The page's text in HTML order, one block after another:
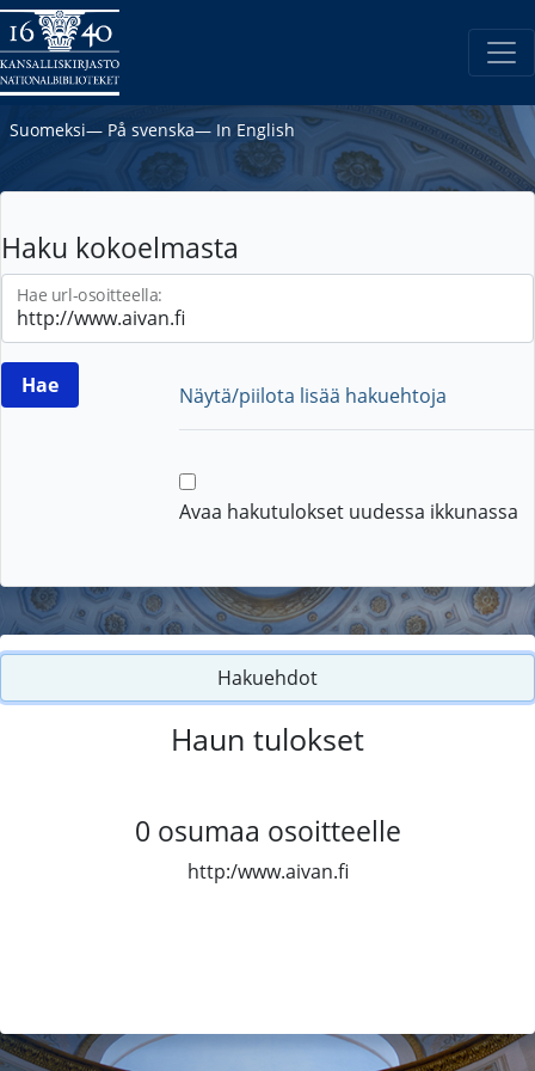
Suomeksi― På svenska― In English
Haku kokoelmasta
Hae url-osoitteella:
Näytä/piilota lisää hakuehtoja
Avaa hakutulokset uudessa ikkunassa
Hakuehdot
Haun tulokset
0 osumaa osoitteelle
http:/www.aivan.fi